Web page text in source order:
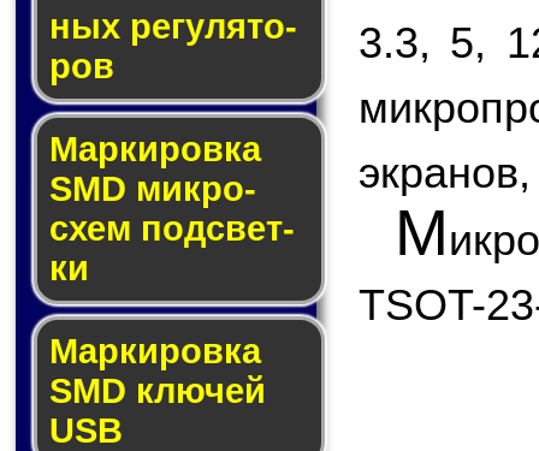
ных ре­гу­ля­то­
ров
Маркировка
SMD мик­ро­
схем под­свет­
ки
Маркировка
SMD клю­чей
USB
3.3, 5,
М
TSOT-